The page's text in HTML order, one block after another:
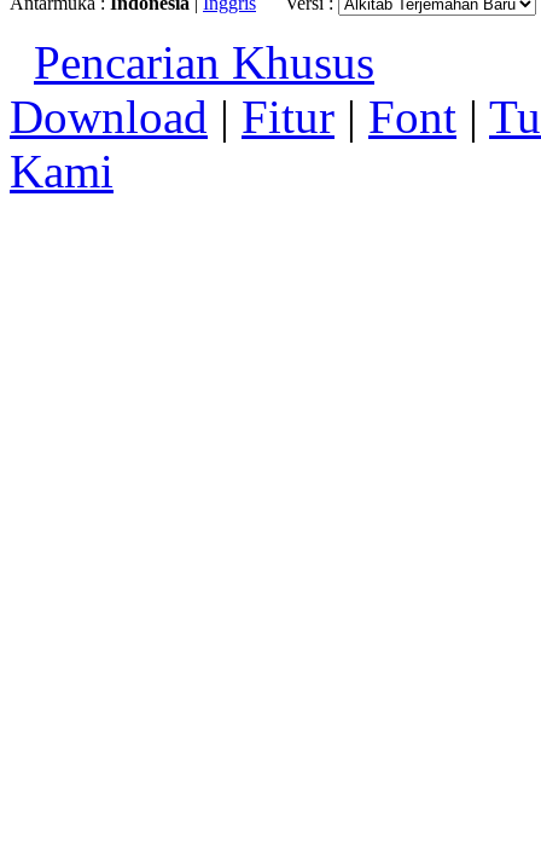
Pencarian Khusus
Download | Fitur | Font |
Kami